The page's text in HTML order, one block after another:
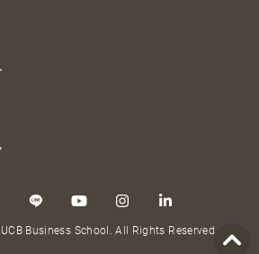
Business School. All Rights Reserved.